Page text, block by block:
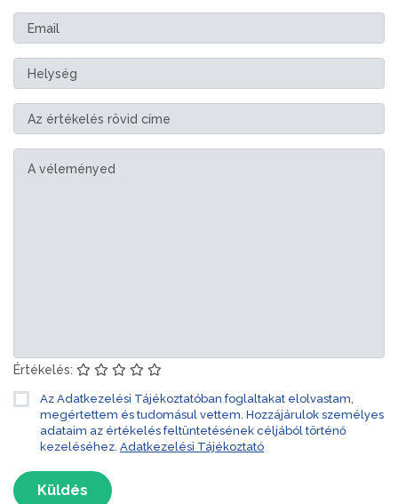
Értékelés:
Az Adatkezelési Tájékoztatóban foglaltakat elolvastam,
megértettem és tudomásul vettem. Hozzájárulok személyes
adataim az értékelés feltüntetésének céljából történő
kezeléséhez. Adatkezelési Tájékoztató
Küldés